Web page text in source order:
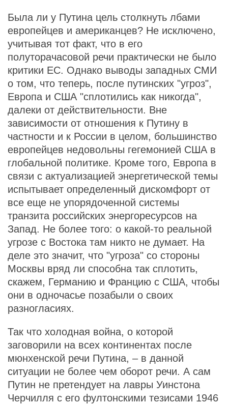
Была ли у Путина цель столкнуть лбами
европейцев и американцев? Не исключено,
учитывая тот факт, что в его
полуторачасовой речи практически не было
критики ЕС. Однако выводы западных СМИ
о том, что теперь, после путинских "угроз",
Европа и США "сплотились как никогда",
далеки от действительности. Вне
зависимости от отношения к Путину в
частности и к России в целом, большинство
европейцев недовольны гегемонией США в
глобальной политике. Кроме того, Европа в
связи с актуализацией энергетической темы
испытывает определенный дискомфорт от
все еще не упорядоченной системы
транзита российских энергоресурсов на
Запад. Не более того: о какой-то реальной
угрозе с Востока там никто не думает. На
деле это значит, что "угроза" со стороны
Москвы вряд ли способна так сплотить,
скажем, Германию и Францию с США, чтобы
они в одночасье позабыли о своих
разногласиях.
Так что холодная война, о которой
заговорили на всех континентах после
мюнхенской речи Путина, – в данной
ситуации не более чем оборот речи. А сам
Путин не претендует на лавры Уинстона
Черчилля с его фултонскими тезисами 1946